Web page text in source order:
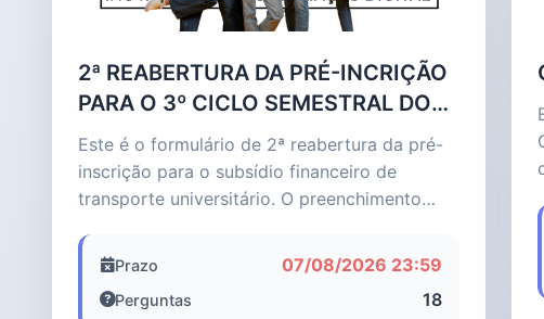
2ª REABERTURA DA PRÉ-INCRIÇÃO
PARA O 3º CICLO SEMESTRAL DO
PROGRAMA MUNICIPAL DE AUXÍLIO
TRANSPORTE UNIVERSITÁRIO (2º
SEMESTRE LETIVO DE 2026)
Este é o formulário de 2ª reabertura da pré-
inscrição para o subsídio financeiro de
transporte universitário. O preenchimento
Prazo 07/08/2026 23:59
Perguntas 18